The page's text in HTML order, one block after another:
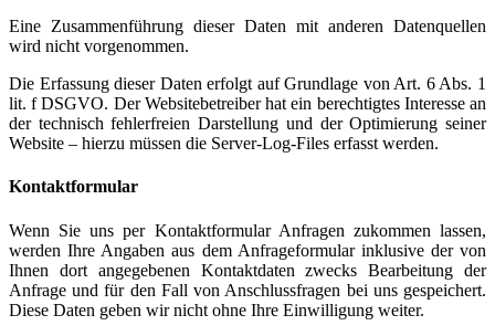
Eine Zusammenführung dieser Daten mit anderen Datenquellen
wird nicht vorgenommen.
Die Erfassung dieser Daten erfolgt auf Grundlage von Art. 6 Abs. 1
lit. f DSGVO. Der Websitebetreiber hat ein berechtigtes Interesse an
der technisch fehlerfreien Darstellung und der Optimierung seiner
Website – hierzu müssen die Server-Log-Files erfasst werden.
Kontaktformular
Wenn Sie uns per Kontaktformular Anfragen zukommen lassen,
werden Ihre Angaben aus dem Anfrageformular inklusive der von
Ihnen dort angegebenen Kontaktdaten zwecks Bearbeitung der
Anfrage und für den Fall von Anschlussfragen bei uns gespeichert.
Diese Daten geben wir nicht ohne Ihre Einwilligung weiter.